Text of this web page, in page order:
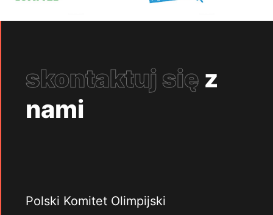
skontaktuj się z
nami
Polski Komitet Olimpijski